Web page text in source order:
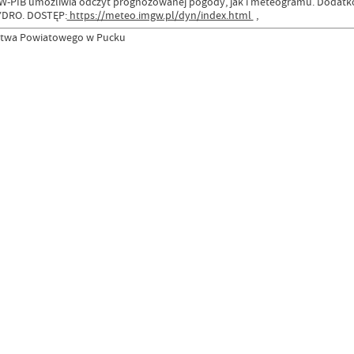
DOSTĘP:https://meteo.imgw.pl/dyn/index.html ,
Powiatowego w Pucku